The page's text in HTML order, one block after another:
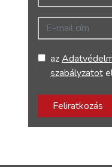
E-mail cím
az
szabályzatot
Feliratkozás